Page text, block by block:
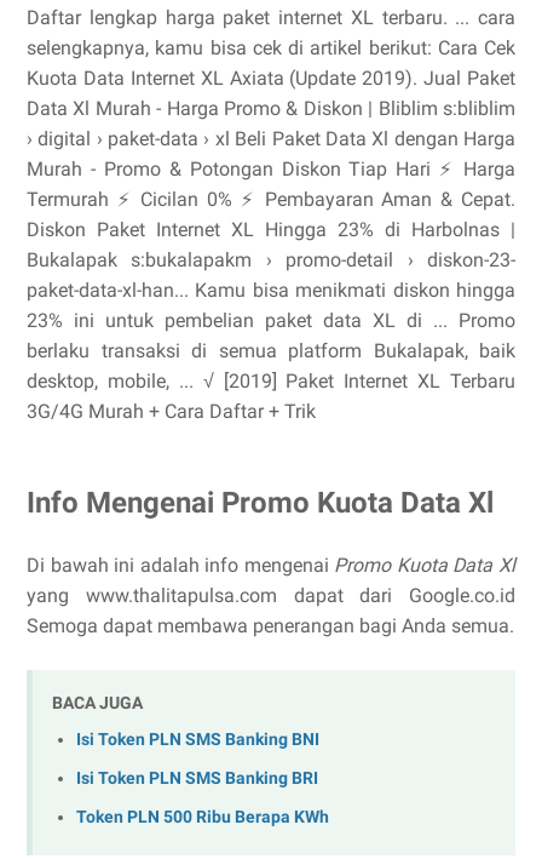
Daftar lengkap harga paket internet XL terbaru. ... cara
selengkapnya, kamu bisa cek di artikel berikut: Cara Cek
Kuota Data Internet XL Axiata (Update 2019). Jual Paket
Data Xl Murah - Harga Promo & Diskon | Bliblim s:bliblim
› digital › paket-data › xl Beli Paket Data Xl dengan Harga
Murah - Promo & Potongan Diskon Tiap Hari ⚡ Harga
Termurah ⚡ Cicilan 0% ⚡ Pembayaran Aman & Cepat.
Diskon Paket Internet XL Hingga 23% di Harbolnas |
Bukalapak s:bukalapakm › promo-detail › diskon-23-
paket-data-xl-han... Kamu bisa menikmati diskon hingga
23% ini untuk pembelian paket data XL di ... Promo
berlaku transaksi di semua platform Bukalapak, baik
desktop, mobile, ... √ [2019] Paket Internet XL Terbaru
3G/4G Murah + Cara Daftar + Trik
Info Mengenai Promo Kuota Data Xl
Di bawah ini adalah info mengenai Promo Kuota Data Xl
yang www.thalitapulsa.com dapat dari Google.co.id
Semoga dapat membawa penerangan bagi Anda semua.
BACA JUGA
Isi Token PLN SMS Banking BNI
Isi Token PLN SMS Banking BRI
Token PLN 500 Ribu Berapa KWh